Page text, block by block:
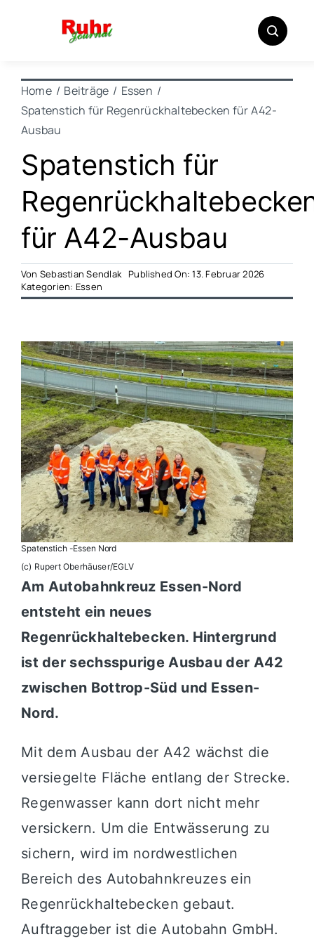
Home Beiträge
Essen
Spatenstich für Regenrückhaltebecken für A42-
Ausbau
Spatenstich für
für A42-Ausbau
Von Sebastian Sendlak Published On: 13. Februar 2026
Kategorien: Essen
Spatenstich -Essen Nord
(c) Rupert Oberhäuser/EGLV
Am Autobahnkreuz Essen-Nord
entsteht ein neues
Regenrückhaltebecken. Hintergrund
ist der sechsspurige Ausbau der A42
zwischen Bottrop-Süd und Essen-
Nord.
Mit dem Ausbau der A42 wächst die
versiegelte Fläche entlang der Strecke.
Regenwasser kann dort nicht mehr
versickern. Um die Entwässerung zu
sichern, wird im nordwestlichen
Bereich des Autobahnkreuzes ein
Regenrückhaltebecken gebaut.
Auftraggeber ist die Autobahn GmbH.